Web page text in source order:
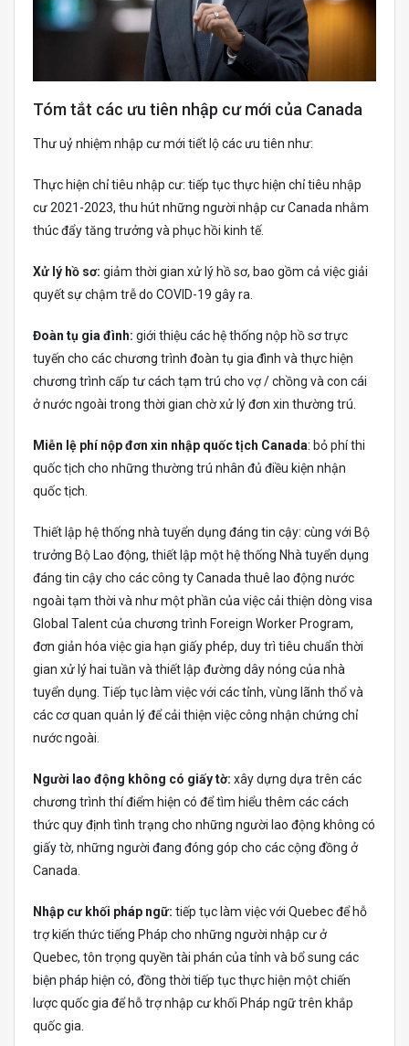
Tóm tắt các ưu tiên nhập cư mới của Canada
Thư uỷ nhiệm nhập cư mới tiết lộ các ưu tiên như:
Thực hiện chỉ tiêu nhập cư: tiếp tục thực hiện chỉ tiêu nhập
cư 2021-2023, thu hút những người nhập cư Canada nhằm
thúc đẩy tăng trưởng và phục hồi kinh tế.
Xử lý hồ sơ: giảm thời gian xử lý hồ sơ, bao gồm cả việc giải
quyết sự chậm trễ do COVID-19 gây ra.
Đoàn tụ gia đình: giới thiệu các hệ thống nộp hồ sơ trực
tuyến cho các chương trình đoàn tụ gia đình và thực hiện
chương trình cấp tư cách tạm trú cho vợ / chồng và con cái
ở nước ngoài trong thời gian chờ xử lý đơn xin thường trú.
Miễn lệ phí nộp đơn xin nhập quốc tịch Canada: bỏ phí thi
quốc tịch cho những thường trú nhân đủ điều kiện nhận
quốc tịch.
Thiết lập hệ thống nhà tuyển dụng đáng tin cậy: cùng với Bộ
trưởng Bộ Lao động, thiết lập một hệ thống Nhà tuyển dụng
đáng tin cậy cho các công ty Canada thuê lao động nước
ngoài tạm thời và như một phần của việc cải thiện dòng visa
Global Talent của chương trình Foreign Worker Program,
đơn giản hóa việc gia hạn giấy phép, duy trì tiêu chuẩn thời
gian xử lý hai tuần và thiết lập đường dây nóng của nhà
tuyển dụng. Tiếp tục làm việc với các tỉnh, vùng lãnh thổ và
các cơ quan quản lý để cải thiện việc công nhận chứng chỉ
nước ngoài.
Người lao động không có giấy tờ: xây dựng dựa trên các
chương trình thí điểm hiện có để tìm hiểu thêm các cách
thức quy định tình trạng cho những người lao động không có
giấy tờ, những người đang đóng góp cho các cộng đồng ở
Canada.
Nhập cư khối pháp ngữ: tiếp tục làm việc với Quebec để hỗ
trợ kiến ​​thức tiếng Pháp cho những người nhập cư ở
Quebec, tôn trọng quyền tài phán của tỉnh và bổ sung các
biện pháp hiện có, đồng thời tiếp tục thực hiện một chiến
lược quốc gia để hỗ trợ nhập cư khối Pháp ngữ trên khắp
quốc gia.